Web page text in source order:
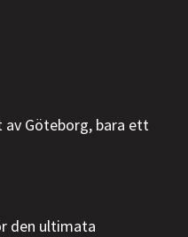
av Göteborg, bara ett
den ultimata